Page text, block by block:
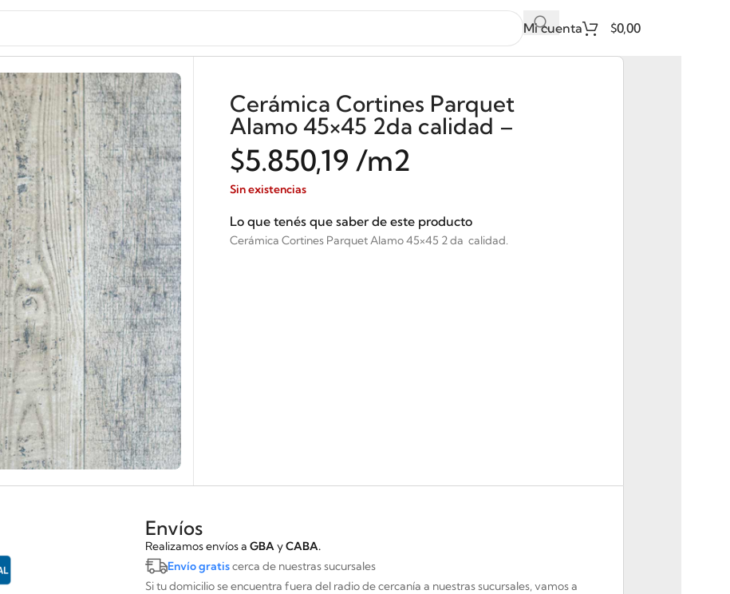
Mi cuenta $0,00
Cerámica Cortines Parquet
Alamo 45×45 2da calidad –
$5.850,19 /m2
Sin existencias
Lo que tenés que saber de este producto
Cerámica Cortines Parquet Alamo 45×45 2 da calidad.
Envíos
Realizamos envíos a GBAyCABA.
Envío gratiscerca de nuestras sucursales
Si tu domicilio se encuentra fuera del radio de cercanía a nuestras sucursales, vamos a